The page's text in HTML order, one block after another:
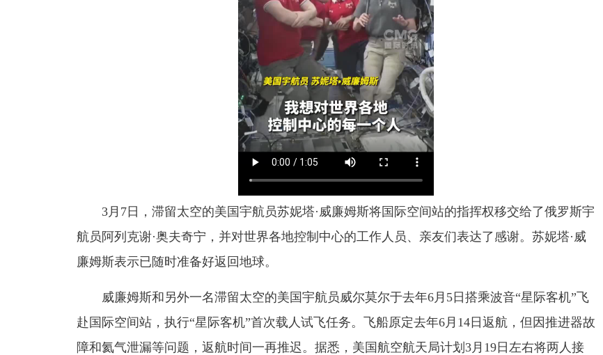
3月7日，滞留太空的美国宇航员苏妮塔·威廉姆斯将国际空间站的指挥权移交给了俄罗斯宇
航员阿列克谢·奥夫奇宁，并对世界各地控制中心的工作人员、亲友们表达了感谢。苏妮塔·威
廉姆斯表示已随时准备好返回地球。
威廉姆斯和另外一名滞留太空的美国宇航员威尔莫尔于去年6月5日搭乘波音“星际客机”飞
赴国际空间站，执行“星际客机”首次载人试飞任务。飞船原定去年6月14日返航，但因推进器故
障和氦气泄漏等问题，返航时间一再推迟。据悉，美国航空航天局计划3月19日左右将两人接